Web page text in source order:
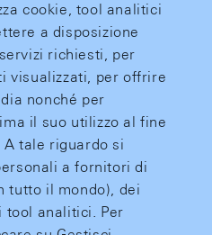
cookie, tool analitici
a disposizione
richiesti, per
visualizzati, per offrire
nonché per
il suo utilizzo al fine
tale riguardo si
a fornitori di
tutto il mondo), dei
tool analitici. Per